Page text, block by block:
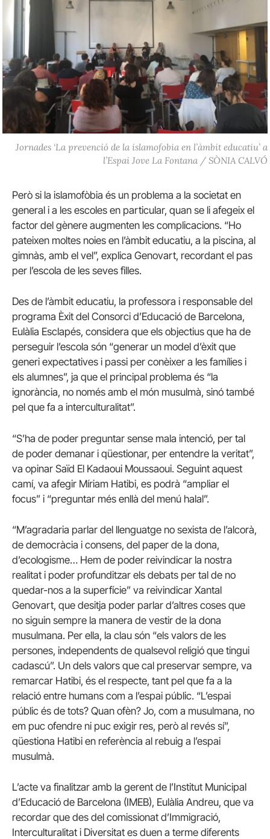
Jornades ‘La prevenció de la islamofobia en l’àmbit educatiu’ a
l’Espai Jove La Fontana / SÒNIA CALVÓ
Però si la islamofòbia és un problema a la societat en
general i a les escoles en particular, quan se li afegeix el
factor del gènere augmenten les complicacions. “Ho
pateixen moltes noies en l’àmbit educatiu, a la piscina, al
gimnàs, amb el vel”, explica Genovart, recordant el pas
per l’escola de les seves filles.
Des de l’àmbit educatiu, la professora i responsable del
programa Èxit del Consorci d’Educació de Barcelona,
Eulàlia Esclapés, considera que els objectius que ha de
perseguir l’escola són “generar un model d’èxit que
generi expectatives i passi per conèixer a les famílies i
els alumnes”, ja que el principal problema és “la
ignorància, no només amb el món musulmà, sinó també
pel que fa a interculturalitat”.
“S’ha de poder preguntar sense mala intenció, per tal
de poder demanar i qüestionar, per entendre la veritat”,
va opinar Saïd El Kadaoui Moussaoui. Seguint aquest
camí, va afegir Míriam Hatibi, es podrà “ampliar el
focus” i “preguntar més enllà del menú halal”.
“M’agradaria parlar del llenguatge no sexista de l’alcorà,
de democràcia i consens, del paper de la dona,
d’ecologisme… Hem de poder reivindicar la nostra
realitat i poder profunditzar els debats per tal de no
quedar-nos a la superfície” va reivindicar Xantal
Genovart, que desitja poder parlar d’altres coses que
no siguin sempre la manera de vestir de la dona
musulmana. Per ella, la clau són “els valors de les
persones, independents de qualsevol religió que tingui
cadascú”. Un dels valors que cal preservar sempre, va
remarcar Hatibi, és el respecte, tant pel que fa a la
relació entre humans com a l’espai públic. “L’espai
públic és de tots? Quan ofèn? Jo, com a musulmana, no
em puc ofendre ni puc exigir res, però al revés sí”,
qüestiona Hatibi en referència al rebuig a l’espai
musulmà.
L’acte va finalitzar amb la gerent de l’Institut Municipal
d’Educació de Barcelona (IMEB), Eulàlia Andreu, que va
recordar que des del comissionat d’Immigració,
Interculturalitat i Diversitat es duen a terme diferents